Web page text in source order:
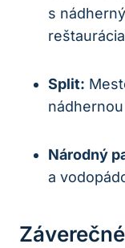
s
Split:
Národný
a